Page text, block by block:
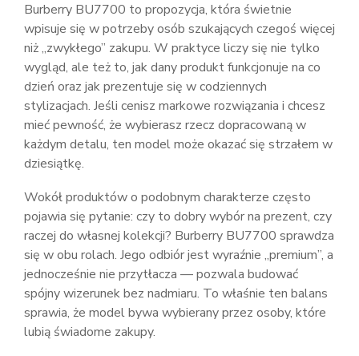
Burberry BU7700 to propozycja, która świetnie
wpisuje się w potrzeby osób szukających czegoś więcej
niż „zwykłego” zakupu. W praktyce liczy się nie tylko
wygląd, ale też to, jak dany produkt funkcjonuje na co
dzień oraz jak prezentuje się w codziennych
stylizacjach. Jeśli cenisz markowe rozwiązania i chcesz
mieć pewność, że wybierasz rzecz dopracowaną w
każdym detalu, ten model może okazać się strzałem w
dziesiątkę.
Wokół produktów o podobnym charakterze często
pojawia się pytanie: czy to dobry wybór na prezent, czy
raczej do własnej kolekcji? Burberry BU7700 sprawdza
się w obu rolach. Jego odbiór jest wyraźnie „premium”, a
jednocześnie nie przytłacza — pozwala budować
spójny wizerunek bez nadmiaru. To właśnie ten balans
sprawia, że model bywa wybierany przez osoby, które
lubią świadome zakupy.